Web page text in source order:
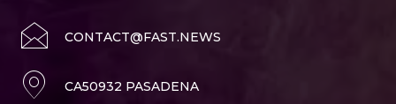
CONTACT@FAST.NEWS
CA50932 PASADENA